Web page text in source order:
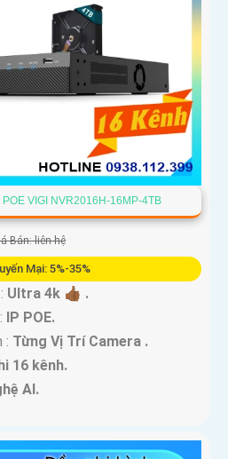
VIGI NVR2016H-16MP-4TB
Bán: liên hệ
Mại: 5%-35%
Ultra 4k 👍🏾 .
IP POE.
: Từng Vị Trí Camera .
16 kênh.
AI.